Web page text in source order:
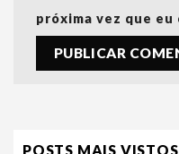
próxima vez que eu
POSTS MAIS VISTOS